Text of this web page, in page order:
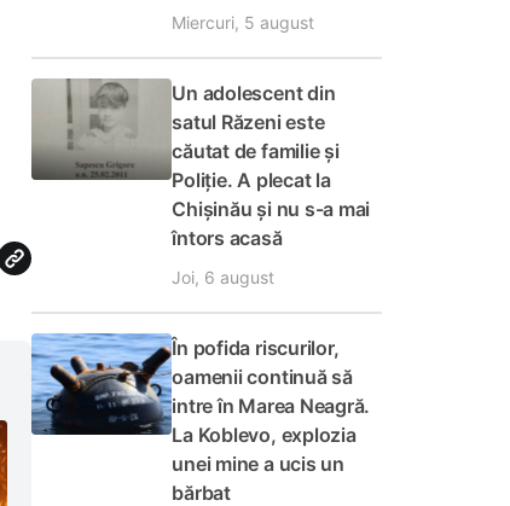
Miercuri, 5 august
Un adolescent din
satul Răzeni este
căutat de familie și
Poliție. A plecat la
Chișinău și nu s-a mai
întors acasă
Joi, 6 august
În pofida riscurilor,
oamenii continuă să
intre în Marea Neagră.
La Koblevo, explozia
unei mine a ucis un
bărbat